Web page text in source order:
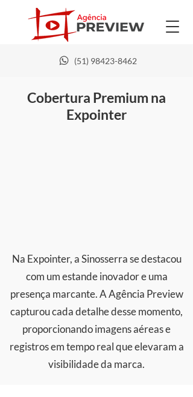
(51) 98423-8462
Cobertura Premium na
Expointer
Na Expointer, a Sinosserra se destacou
com um estande inovador e uma
presença marcante. A Agência Preview
capturou cada detalhe desse momento,
proporcionando imagens aéreas e
registros em tempo real que elevaram a
visibilidade da marca.